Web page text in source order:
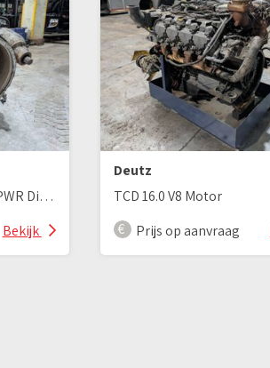
Getrienbe 45152 CMROL PWR Divider
Bekijk
Deutz
TCD 16.0 V8 Motor
Prijs op aanvraag